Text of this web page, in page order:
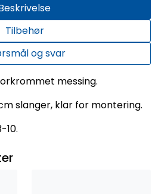
Tilbehør
og svar
messing.
slanger, klar for montering.
10.